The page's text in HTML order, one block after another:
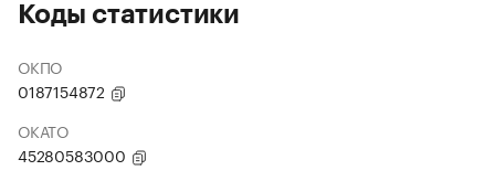
Коды статистики
ОКПО
0187154872
ОКАТО
45280583000